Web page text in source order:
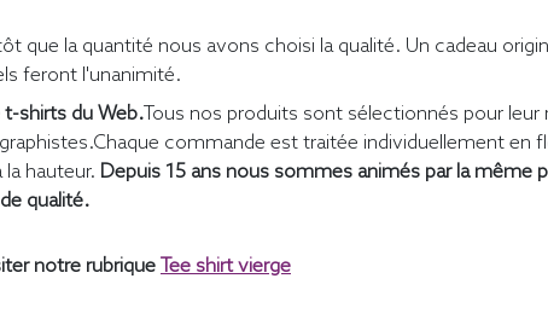
que la quantité nous avons choisi la qualité. Un cadeau
feront l'unanimité.
t-shirts du Web.Tous nos produits sont sélectionnés pour leur
commande est traitée individuellement en
hauteur. Depuis 15 ans nous sommes animés par la même
qualité.
notre rubrique Tee shirt vierge